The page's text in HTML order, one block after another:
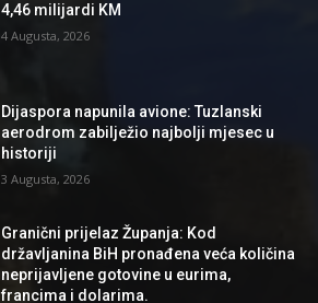
4,46 milijardi KM
4 Augusta, 2026
Dijaspora napunila avione: Tuzlanski
aerodrom zabilježio najbolji mjesec u
historiji
3 Augusta, 2026
Granični prijelaz Županja: Kod
državljanina BiH pronađena veća količina
neprijavljene gotovine u eurima,
francima i dolarima.